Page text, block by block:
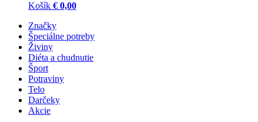
Košík € 0,00
Značky
Špeciálne potreby
Živiny
Diéta a chudnutie
Šport
Potraviny
Telo
Darčeky
Akcie